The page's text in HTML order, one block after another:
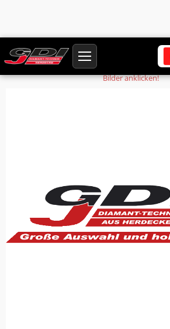
Startseite Produkte Spitzspaten SDS-MAX
Bilder anklicken!